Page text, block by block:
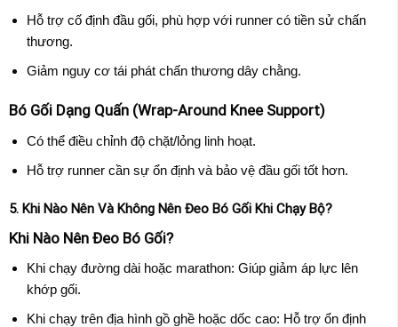
Hỗ trợ cố định đầu gối, phù hợp với runner có tiền sử chấn
thương.
Giảm nguy cơ tái phát chấn thương dây chằng.
Bó Gối Dạng Quấn (Wrap-Around Knee Support)
Có thể điều chỉnh độ chặt/lỏng linh hoạt.
Hỗ trợ runner cần sự ổn định và bảo vệ đầu gối tốt hơn.
5. Khi Nào Nên Và Không Nên Đeo Bó Gối Khi Chạy Bộ?
Khi Nào Nên Đeo Bó Gối?
Khi chạy đường dài hoặc marathon: Giúp giảm áp lực lên
khớp gối.
Khi chạy trên địa hình gồ ghề hoặc dốc cao: Hỗ trợ ổn định